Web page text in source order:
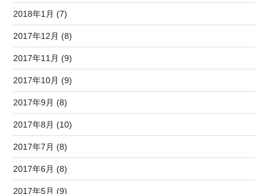
2018年1月 (7)
2017年12月 (8)
2017年11月 (9)
2017年10月 (9)
2017年9月 (8)
2017年8月 (10)
2017年7月 (8)
2017年6月 (8)
2017年5月 (9)